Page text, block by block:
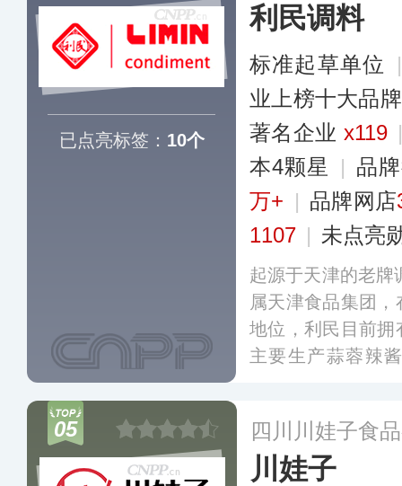
已点亮标签： 10个
利民调料
标准起草单位
业上榜十大品牌
著名企业 x119
本4颗星
| 品
万+ | 品牌网店
1107 | 未点亮
起源于天津的老牌
属天津食品集团
地位，利民目前
主要生产蒜蓉辣
子品牌。更多
05 四川川娃子食
川娃子